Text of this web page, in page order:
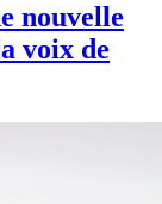
nouvelle
voix de